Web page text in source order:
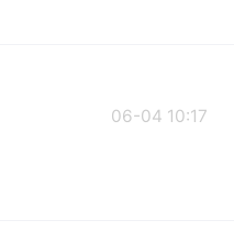
06-04 10:17